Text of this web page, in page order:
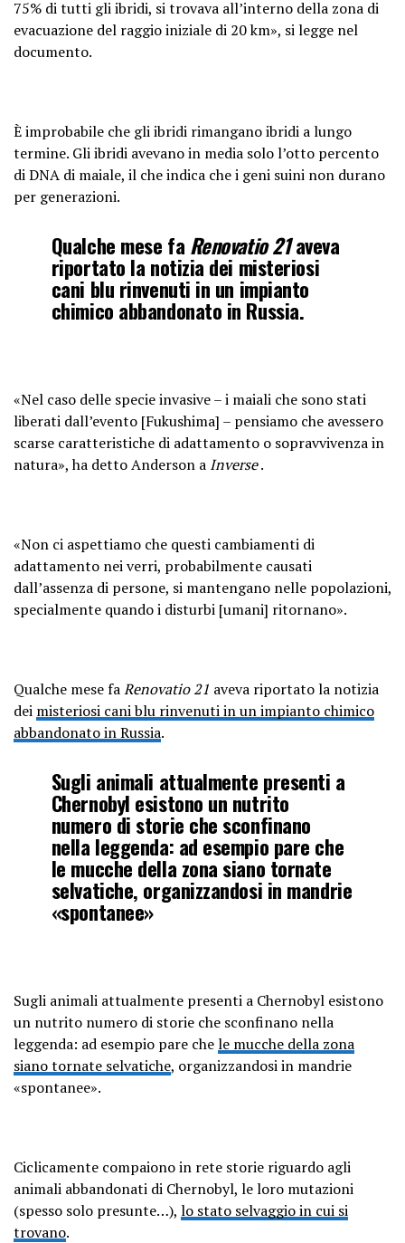
75% di tutti gli ibridi, si trovava all’interno della zona di
evacuazione del raggio iniziale di 20 km», si legge nel
documento.
È improbabile che gli ibridi rimangano ibridi a lungo
termine. Gli ibridi avevano in media solo l’otto percento
di DNA di maiale, il che indica che i geni suini non durano
per generazioni.
Qualche mese fa Renovatio 21aveva
riportato la notizia dei misteriosi
cani blu rinvenuti in un impianto
chimico abbandonato in Russia.
«Nel caso delle specie invasive – i maiali che sono stati
liberati dall’evento [Fukushima] – pensiamo che avessero
scarse caratteristiche di adattamento o sopravvivenza in
natura», ha detto Anderson a Inverse.
«Non ci aspettiamo che questi cambiamenti di
adattamento nei verri, probabilmente causati
dall’assenza di persone, si mantengano nelle popolazioni,
specialmente quando i disturbi [umani] ritornano».
Qualche mese faRenovatio 21 aveva riportato la notizia
dei misteriosi cani blu rinvenuti in un impianto chimico
abbandonato in Russia.
Sugli animali attualmente presenti a
Chernobyl esistono un nutrito
numero di storie che sconfinano
nella leggenda: ad esempio pare che
le mucche della zona siano tornate
selvatiche, organizzandosi in mandrie
«spontanee»
Sugli animali attualmente presenti a Chernobyl esistono
un nutrito numero di storie che sconfinano nella
leggenda: ad esempio pare chele mucche della zona
siano tornate selvatiche, organizzandosi in mandrie
«spontanee».
Ciclicamente compaiono in rete storie riguardo agli
animali abbandonati di Chernobyl, le loro mutazioni
(spesso solo presunte…), lo stato selvaggio in cui si
trovano.